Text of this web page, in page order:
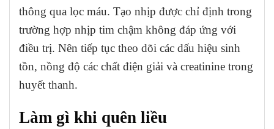
thông qua lọc máu. Tạo nhịp được chỉ định trong
trường hợp nhịp tim chậm không đáp ứng với
điều trị. Nên tiếp tục theo dõi các dấu hiệu sinh
tồn, nồng độ các chất điện giải và creatinine trong
huyết thanh.
Làm gì khi quên liều